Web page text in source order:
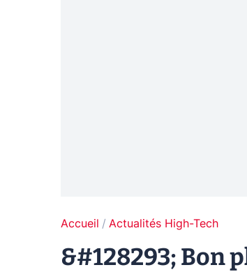
Accueil Actualités High-Tech
&#128293; Bon